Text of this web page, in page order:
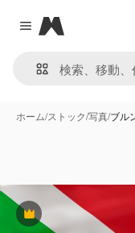
Close menu
Magnific
ホーム/ストック/写真/ブル
Premium